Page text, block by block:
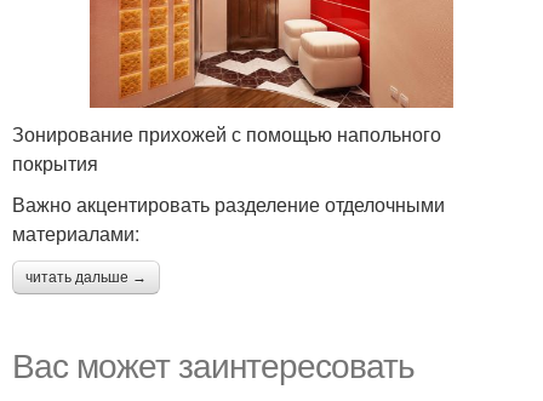
Зонирование прихожей с помощью напольного
покрытия
Важно акцентировать разделение отделочными
материалами:
читать дальше →
Вас может заинтересовать